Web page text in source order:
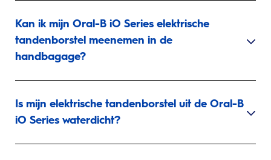
Kan ik mijn Oral-B iO Series elektrische
tandenborstel meenemen in de
handbagage?
Is mijn elektrische tandenborstel uit de Oral-B
iO Series waterdicht?